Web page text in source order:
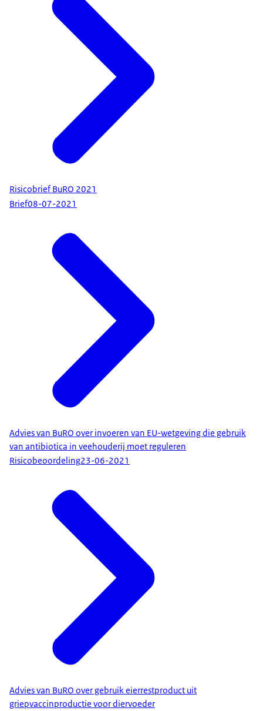
Risicobrief BuRO 2021
Brief08-07-2021
Advies van BuRO over invoeren van EU-wetgeving die gebruik
van antibiotica in veehouderij moet reguleren
Risicobeoordeling23-06-2021
Advies van BuRO over gebruik eierrestproduct uit
griepvaccinproductie voor diervoeder